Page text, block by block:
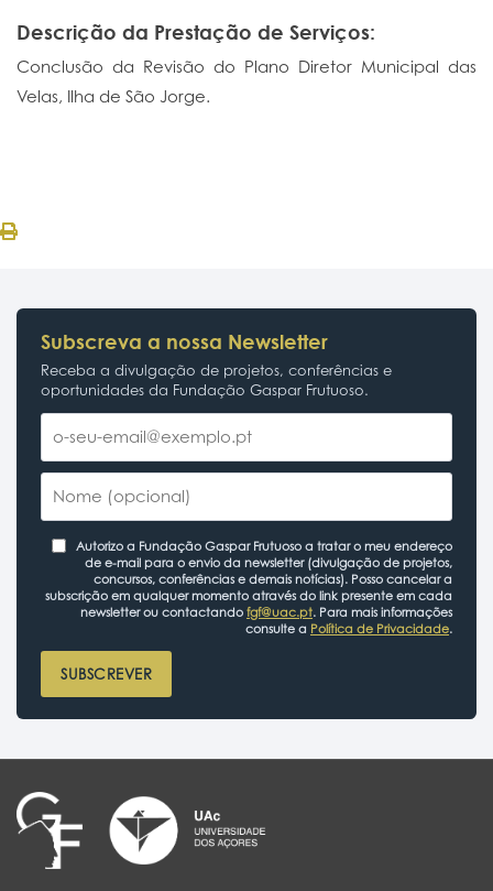
Descrição da Prestação de Serviços:
Conclusão da Revisão do Plano Diretor Municipal das
Velas, Ilha de São Jorge.
Subscreva a nossa Newsletter
Receba a divulgação de projetos, conferências e
oportunidades da Fundação Gaspar Frutuoso.
Autorizo a Fundação Gaspar Frutuoso a tratar o meu endereço
de e-mail para o envio da newsletter (divulgação de projetos,
concursos, conferências e demais notícias). Posso cancelar a
subscrição em qualquer momento através do link presente em cada
newsletter ou contactando fgf@uac.pt. Para mais informações
consulte a Política de Privacidade.
SUBSCREVER